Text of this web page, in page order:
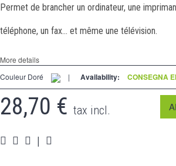
Pièces
Media
Programma per rivenditori - LIVOLO Francia Sito
Permet de brancher un ordinateur, une
téléphone, un fax... et même une télévision.
More details
Couleur Doré
| Availability: CONSEGNA
28,70 € tax incl.
|